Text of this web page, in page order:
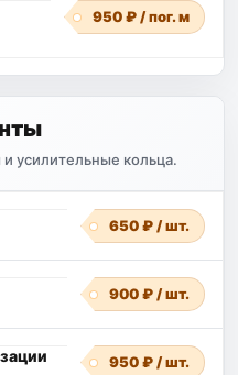
950 ₽ / пог. м
усилительные кольца.
650 ₽ / шт.
900 ₽ / шт.
950 ₽ / шт.